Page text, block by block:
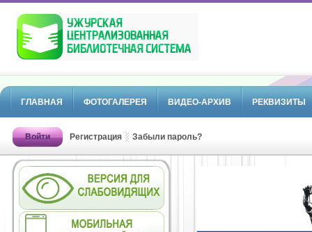
ГЛАВНАЯ ФОТОГАЛЕРЕЯ ВИДЕО-АРХИВ РЕКВИЗИТЫ
Войти Регистрация Забыли пароль?